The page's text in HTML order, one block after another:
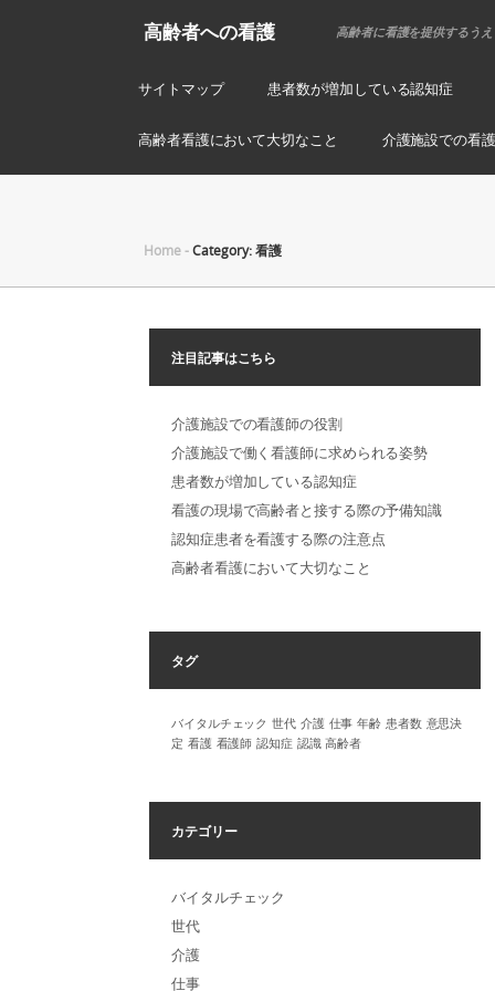
高齢者への看護 高齢者に看護を提供するう
サイトマップ 患者数が増加している認知症
高齢者看護において大切なこと 介護施設での看
Home-Category: 看護
注目記事はこちら
介護施設での看護師の役割
介護施設で働く看護師に求められる姿勢
患者数が増加している認知症
看護の現場で高齢者と接する際の予備知識
認知症患者を看護する際の注意点
高齢者看護において大切なこと
タグ
バイタルチェック 世代 介護 仕事 年齢 患者数 意思決
定 看護 看護師 認知症 認識 高齢者
カテゴリー
バイタルチェック
世代
介護
仕事